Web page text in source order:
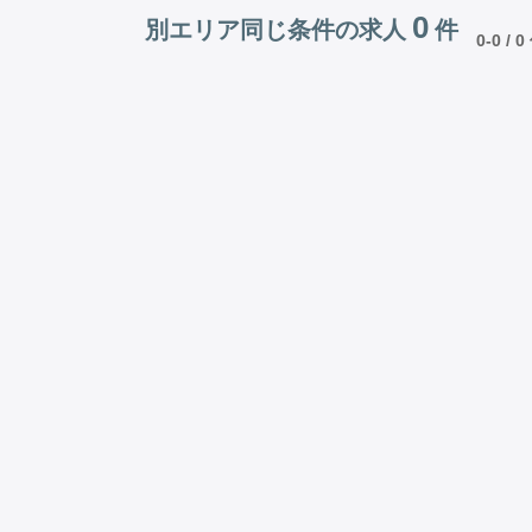
別エリア同じ条件の求人 0 件 0-0 / 0